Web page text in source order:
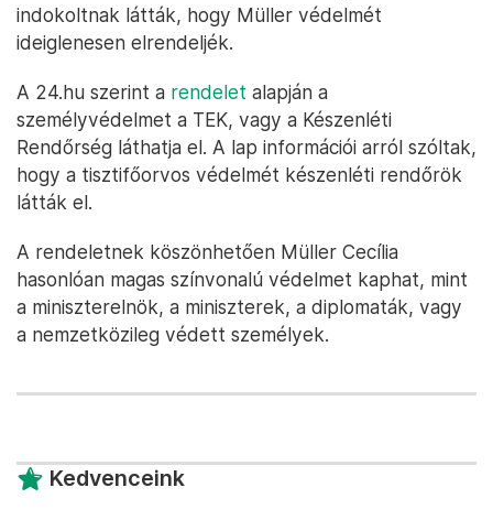
indokoltnak látták, hogy Müller védelmét
ideiglenesen elrendeljék.
A 24.hu szerint a rendelet alapján a
személyvédelmet a TEK, vagy a Készenléti
Rendőrség láthatja el. A lap információi arról szóltak,
hogy a tisztifőorvos védelmét készenléti rendőrök
látták el.
A rendeletnek köszönhetően Müller Cecília
hasonlóan magas színvonalú védelmet kaphat, mint
a miniszterelnök, a miniszterek, a diplomaták, vagy
a nemzetközileg védett személyek.
Kedvenceink